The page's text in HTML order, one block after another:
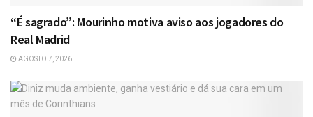
“É sagrado”: Mourinho motiva aviso aos jogadores do
Real Madrid
AGOSTO 7, 2026